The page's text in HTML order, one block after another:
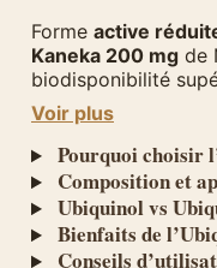
Forme active
Kaneka 200 mg de
biodisponibilité
60 softgels, soit 2
chez Herba Barona.
Voir plus
Pourquoi choisir
Composition et
Ubiquinol vs
Bienfaits de
Conseils